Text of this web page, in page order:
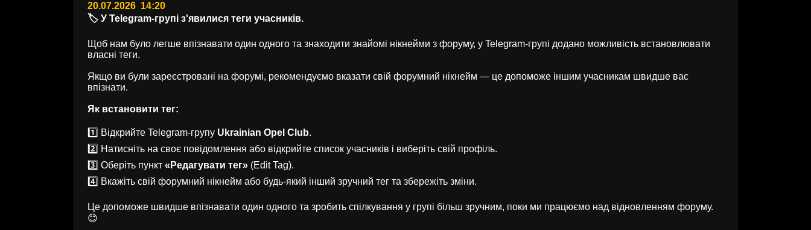
20.07.2026 14:20
🏷️ У Telegram-групі з'явилися теги учасників.
Щоб нам було легше впізнавати один одного та знаходити знайомі нікнейми з форуму, у Telegram-групі додано можливість встановлювати
власні теги.
Якщо ви були зареєстровані на форумі, рекомендуємо вказати свій форумний нікнейм — це допоможе іншим учасникам швидше вас
впізнати.
Як встановити тег:
1️⃣ Відкрийте Telegram-групу Ukrainian Opel Club.
2️⃣ Натисніть на своє повідомлення або відкрийте список учасників і виберіть свій профіль.
3️⃣ Оберіть пункт «Редагувати тег» (Edit Tag).
4️⃣ Вкажіть свій форумний нікнейм або будь-який інший зручний тег та збережіть зміни.
Це допоможе швидше впізнавати один одного та зробить спілкування у групі більш зручним, поки ми працюємо над відновленням форуму.
😊